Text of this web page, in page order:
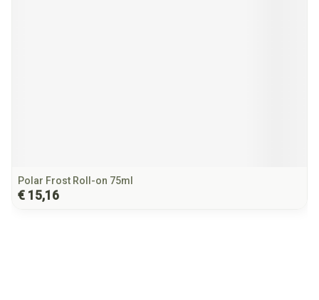
Polar Frost Roll-on 75ml
€ 15,16